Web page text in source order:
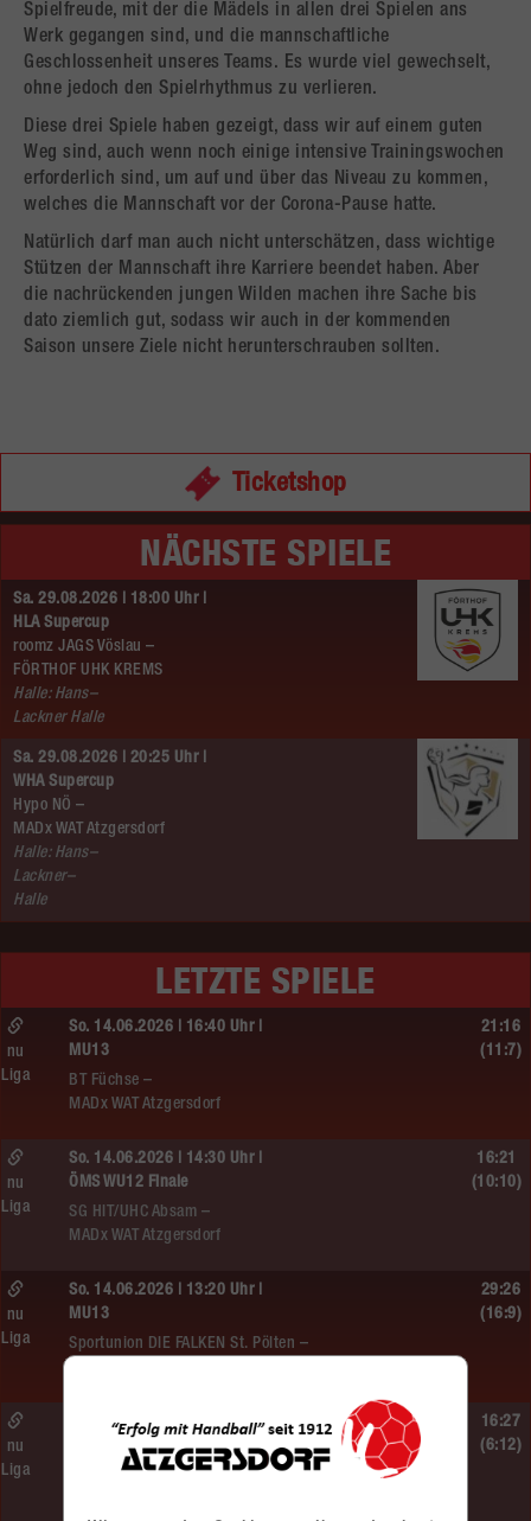
Spielfreude, mit der die Mädels in allen drei Spielen ans
Werk gegangen sind, und die mannschaftliche
Geschlossenheit unseres Teams. Es wurde viel gewechselt,
ohne jedoch den Spielrhythmus zu verlieren.
Diese drei Spiele haben gezeigt, dass wir auf einem guten
Weg sind, auch wenn noch einige intensive Trainingswochen
erforderlich sind, um auf und über das Niveau zu kommen,
welches die Mannschaft vor der Corona-Pause hatte.
Natürlich darf man auch nicht unterschätzen, dass wichtige
Stützen der Mannschaft ihre Karriere beendet haben. Aber
die nachrückenden jungen Wilden machen ihre Sache bis
dato ziemlich gut, sodass wir auch in der kommenden
Saison unsere Ziele nicht herunterschrauben sollten.
Ticketshop
NÄCHSTE SPIELE
Sa. 29.08.2026 | 18:00 Uhr |
HLA Supercup
roomz JAGS Vöslau –
FÖRTHOF UHK KREMS
Halle: Hans–
Lackner Halle
Sa. 29.08.2026 | 20:25 Uhr |
WHA Supercup
Hypo NÖ –
MADx WAT Atzgersdorf
Halle: Hans–
Lackner–
Halle
LETZTE SPIELE
So. 14.06.2026 | 16:40 Uhr |
MU13
BT Füchse –
MADx WAT Atzgersdorf
nu
Liga
21:16
(11:7)
So. 14.06.2026 | 14:30 Uhr |
ÖMS WU12 Finale
SG HIT/UHC Absam –
MADx WAT Atzgersdorf
nu
Liga
16:21
(10:10)
So. 14.06.2026 | 13:20 Uhr |
MU13
Sportunion DIE FALKEN St. Pölten –
nu
Liga
29:26
(16:9)
So. 14.06.2026 | 11:20 Uhr |
MADx WAT Atzgersdorf –
nu
Liga
16:27
(6:12)